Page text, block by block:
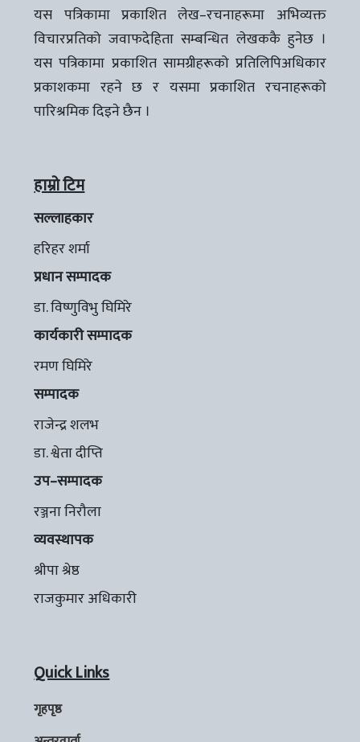
यस पत्रिकामा प्रकाशित लेख–रचनाहरूमा अभिव्यक्त
विचारप्रतिको जवाफदेहिता सम्बन्धित लेखककै हुनेछ ।
यस पत्रिकामा प्रकाशित सामग्रीहरूको प्रतिलिपिअधिकार
प्रकाशकमा रहने छ र यसमा प्रकाशित रचनाहरूको
पारिश्रमिक दिइने छैन ।
हाम्रो टिम
सल्लाहकार
हरिहर शर्मा
प्रधान सम्पादक
डा. विष्णुविभु घिमिरे
कार्यकारी सम्पादक
रमण घिमिरे
सम्पादक
राजेन्द्र शलभ
डा. श्वेता दीप्ति
उप–सम्पादक
रञ्जना निरौला
व्यवस्थापक
श्रीपा श्रेष्ठ
राजकुमार अधिकारी
Quick Links
गृहपृष्ठ